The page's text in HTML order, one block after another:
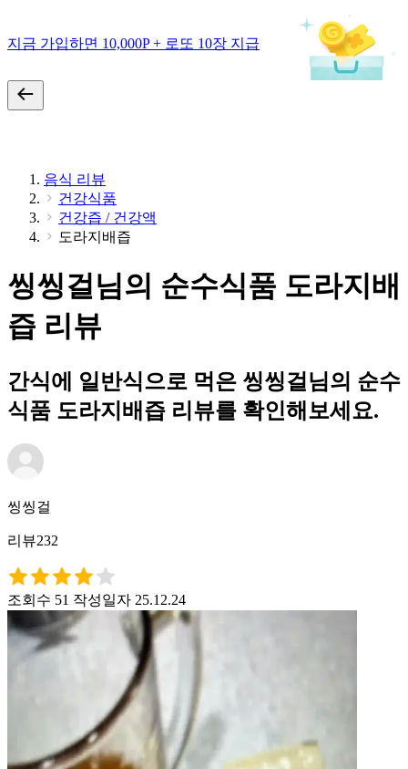
지금 가입하면 10,000P + 로또 10장 지급
음식 리뷰
건강식품
건강즙 / 건강액
도라지배즙
씽씽걸님의 순수식품 도라지배
즙 리뷰
간식에 일반식으로 먹은 씽씽걸님의 순수
식품 도라지배즙 리뷰를 확인해보세요.
씽씽걸
리뷰232
조회수 51 작성일자 25.12.24